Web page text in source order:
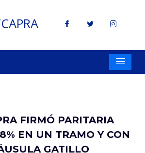
FIRMÓ PARITARIA
EN UN TRAMO Y CON
GATILLO